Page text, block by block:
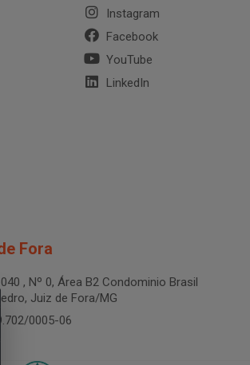
Instagram
Facebook
YouTube
LinkedIn
Fora
, Nº 0, Área B2 Condominio Brasil
Juiz de Fora/MG
0005-06